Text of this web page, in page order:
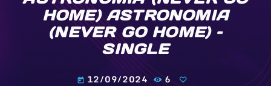
HOME) ASTRONOMIA
(NEVER GO HOME) –
SINGLE
today 12/09/2024 6